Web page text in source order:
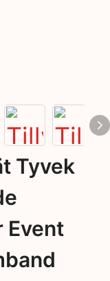
Tyvek
Event